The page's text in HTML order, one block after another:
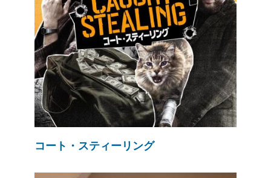
コート・スティーリング